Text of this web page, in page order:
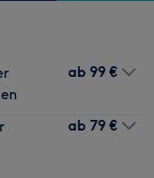
ab 99 €
ab 79 €